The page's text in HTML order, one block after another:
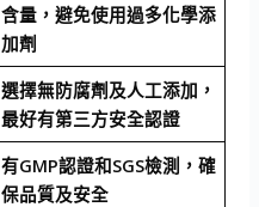
含量，避免使用過多化學添
加劑
選擇無防腐劑及人工添加，
最好有第三方安全認證
有GMP認證和SGS檢測，確
保品質及安全